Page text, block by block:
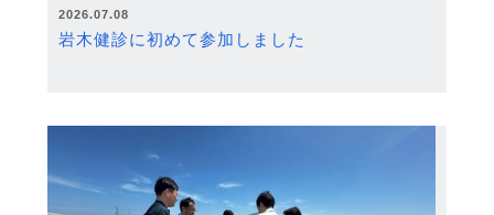
2026.07.08
岩木健診に初めて参加しました